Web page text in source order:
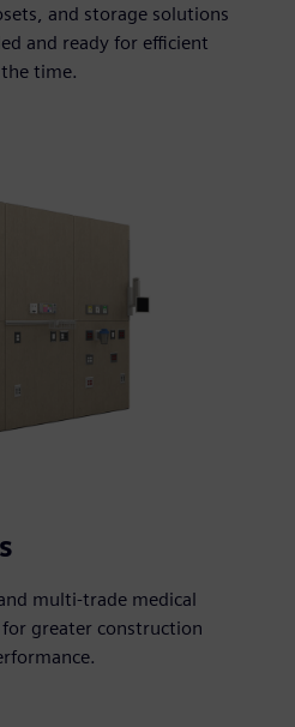
and storage solutions
and ready for efficient
time.
multi-trade medical
greater construction